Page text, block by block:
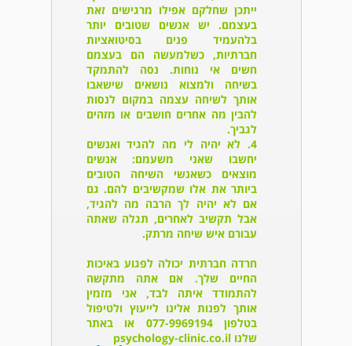
ייתכן שחלקם אפילו מרגישים זאת
בעצמם. יש אנשים שטובים יותר
בלהעמיד פנים בסיטואציות
חברתיות, כשלמעשה הם בעצמם
חשים אי נוחות. נסה להתמקד
בשיחה ולמצוא נושאים שישאבו
אותך לשיחה עצמה במקום לנסות
להבין מה אחרים חושבים או מזהים
לגביך.
4. לא יהיה לי מה להגיד ואנשים
יחשבו שאני משעמם:אנשים
מוצאים כשאנשי השיחה הטובים
ביותר את אלו שמקשיבים להם. גם
אם לא יהיה לך הרבה מה להגיד,
אבל תקשיב לאחרים, תגלה שאתה
עבורם איש שיחה מרתק.
חרדה חברתית יכולה לפגוע באיכות
החיים שלך. אם אתה מתקשה
להתמודד איתה לבד, אני מזמין
אותך לפנות אלינו לייעוץ ולטיפול
בטלפון 077-9969194 או באתר
שלנו psychology-clinic.co.il